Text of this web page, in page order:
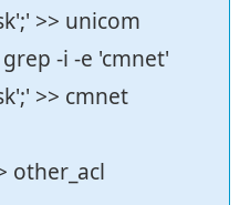
>> unicom
-i -e 'cmnet'
>> cmnet
other_acl